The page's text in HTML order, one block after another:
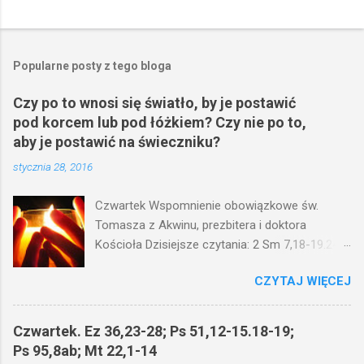
Popularne posty z tego bloga
Czy po to wnosi się światło, by je postawić
pod korcem lub pod łóżkiem? Czy nie po to,
aby je postawić na świeczniku?
stycznia 28, 2016
Czwartek Wspomnienie obowiązkowe św.
Tomasza z Akwinu, prezbitera i doktora
Kościoła Dzisiejsze czytania: 2 Sm 7,18-19.24-
(Mk 4,21-25) Jezus mówił ludowi: Czy po to
wnosi się światło, by je postawić pod korcem
na świeczniku? Nie ma bowiem nic ukrytego, co
CZYTAJ WIĘCEJ
Czwartek. Ez 36,23-28; Ps 51,12-15.18-19;
Ps 95,8ab; Mt 22,1-14